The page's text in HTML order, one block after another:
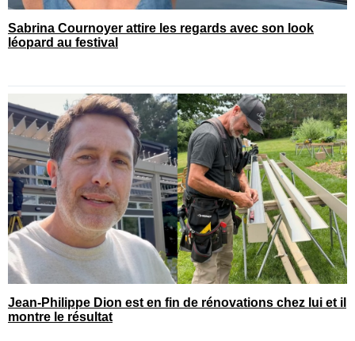
Sabrina Cournoyer attire les regards avec son look
léopard au festival
Jean-Philippe Dion est en fin de rénovations chez lui et il
montre le résultat